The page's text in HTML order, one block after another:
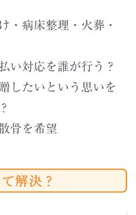
・病床整理・火葬・
い対応を誰が行う？
したいという思いを
骨を希望